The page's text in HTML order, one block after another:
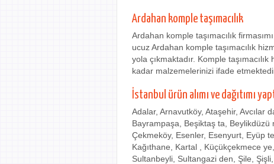
Ardahan komple taşımacılık
Ardahan komple taşımacılık
ucuz Ardahan komple taşımacılık
yola çıkmaktadır. Komple
kadar malzemelerinizi ifade
İstanbul ürün alımı ve dağıtımı
Adalar, Arnavutköy, Ataşehir, Avcılar
Bayrampaşa, Beşiktaş ta,
Çekmeköy, Esenler, Esenyurt, Eyüp
Kağıthane, Kartal , Küçükçekmece
Sultanbeyli, Sultangazi den, Şile,